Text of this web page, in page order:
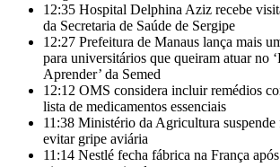
12:35 Hospital Delphina Aziz recebe
da Secretaria de Saúde de Sergipe
12:27 Prefeitura de Manaus lança mais
para universitários que queiram atuar no
Aprender’ da Semed
12:12 OMS considera incluir remédios
lista de medicamentos essenciais
11:38 Ministério da Agricultura suspende
evitar gripe aviária
11:14 Nestlé fecha fábrica na França